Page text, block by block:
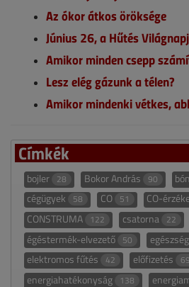
Az ókor átkos öröksége
Június 26, a Hűtés
Amikor minden csepp
Lesz elég gázunk a télen?
Amikor mindenki vétkes,
Címkék
bojler 28 Bokor András 90
cégügyek 58 CO 51 CO-
CONSTRUMA 122 csatorna 22
égéstermék-elvezető 50 egészség
elektromos fűtés 42 előfizetés 69
energiahatékonyság 138